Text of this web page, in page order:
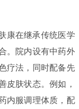
康在继承传统医学
。院内设有中药外
疗法，同时配备先
皮肤状态。例如，
内服调理体质，配